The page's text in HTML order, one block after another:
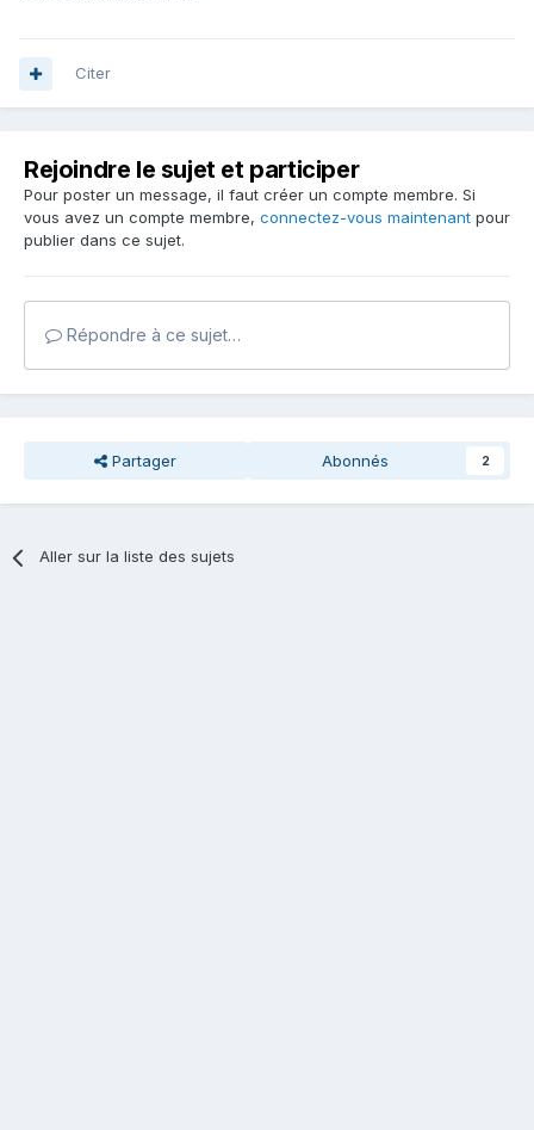
Citer
Rejoindre le sujet et participer
Pour poster un message, il faut créer un compte membre. Si
vous avez un compte membre, connectez-vous maintenant pour
publier dans ce sujet.
Répondre à ce sujet…
Partager Abonnés 2
Aller sur la liste des sujets